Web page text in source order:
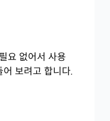
요 없어서 사용
보려고 합니다.